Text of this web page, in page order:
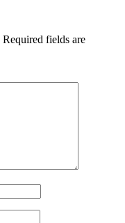
Required fields are